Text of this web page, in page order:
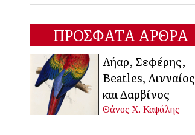
ΠΡΟΣΦΑΤΑ ΑΡΘΡΑ
Λήαρ, Σεφέρης,
Beatles, Λινναίος
και Δαρβίνος
Θάνος Χ. Καψάλης